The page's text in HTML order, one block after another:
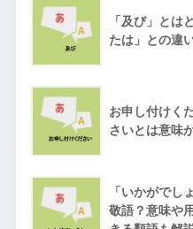
「及び」とは
たは」との違
お申し付けく
さいとは意味
「いかがでし
敬語？意味や